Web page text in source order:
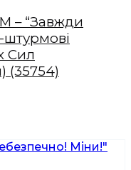
– “Завжди
штурмові
Сил
(35754)